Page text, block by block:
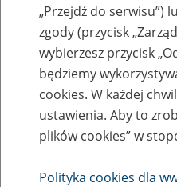
Zaproś ZUS do
eZUS w siedzibie
Rodzaj wydarzenia
„Przejdź do serwisu”)
zgody (przycisk
wybierzesz przycisk
będziemy
cookies. W każdej
ustawienia. Aby to
plików cookies” w
Polityka cookies dla